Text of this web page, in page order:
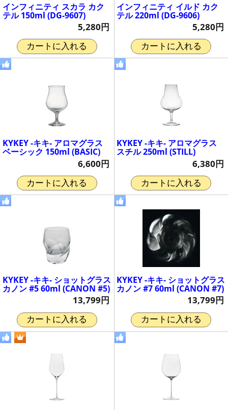
インフィニティ スカラ カク
テル 150ml (DG-9607)
5,280円
カートに入れる
インフィニティ イルド カク
テル 220ml (DG-9606)
5,280円
カートに入れる
KYKEY -キキ- アロマグラス
ベーシック 150ml (BASIC)
6,600円
カートに入れる
KYKEY -キキ- アロマグラス
スチル 250ml (STILL)
6,380円
カートに入れる
KYKEY -キキ- ショットグラス
カノン #5 60ml (CANON #5)
13,799円
カートに入れる
KYKEY -キキ- ショットグラス
カノン #7 60ml (CANON #7)
13,799円
カートに入れる